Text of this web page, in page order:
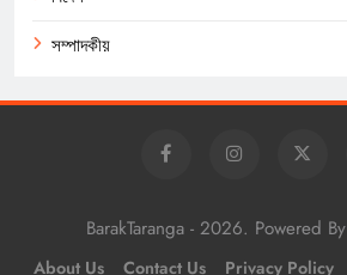
সম্পাদকীয়
BarakTaranga - 2026. Powered By
About Us Contact Us Privacy Policy